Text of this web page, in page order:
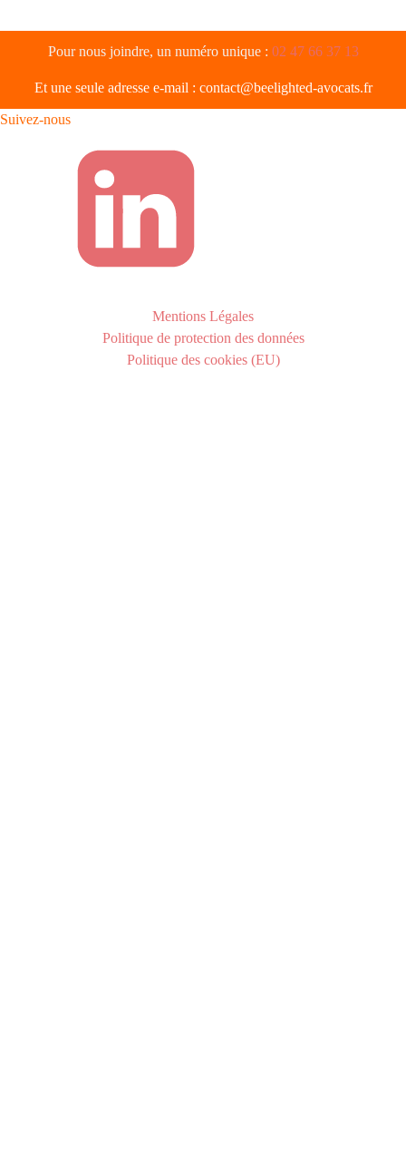
Pour nous joindre, un numéro unique : 02 47 66 37 13
Et une seule adresse e-mail : contact@beelighted-avocats.fr
Suivez-nous
Mentions Légales
Politique de protection des données
Politique des cookies (EU)